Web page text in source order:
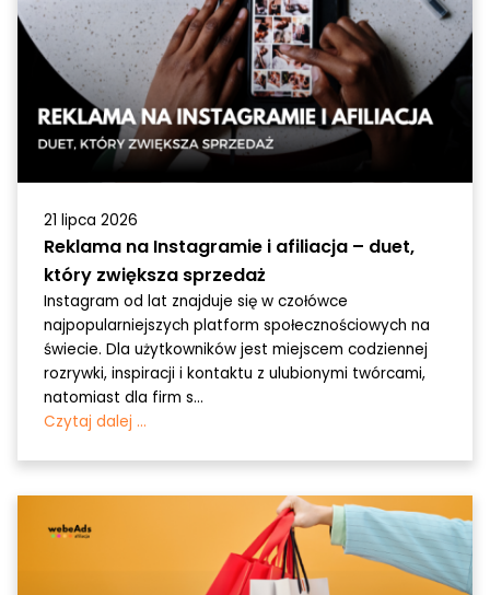
21 lipca 2026
Reklama na Instagramie i afiliacja – duet,
który zwiększa sprzedaż
Instagram od lat znajduje się w czołówce
najpopularniejszych platform społecznościowych na
świecie. Dla użytkowników jest miejscem codziennej
rozrywki, inspiracji i kontaktu z ulubionymi twórcami,
natomiast dla firm s...
Czytaj dalej ...